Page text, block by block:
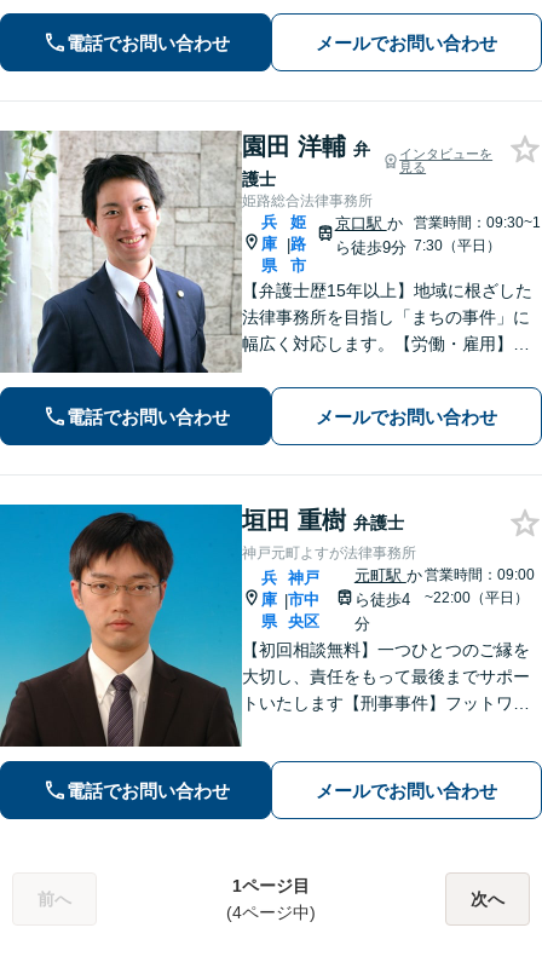
持ちを大切にしながら交渉します。
【Web相談可】【平日夜間可】【神戸
電話でお問い合わせ メールでお問い合わせ
園田 洋輔 弁
護士
インタビューを
見る
姫路総合法律事務所
兵
庫
県
|
姫
路
市
京口駅 か
ら徒歩9分
営業時間：09:30~1
7:30（平日）
【弁護士歴15年以上】地域に根ざした
法律事務所を目指し「まちの事件」に
幅広く対応します。【労働・雇用】残
せんか？正しい知識で正当な権利を主
張します。【相続・遺言】遺言書作成
のサポートはお任せください。
電話でお問い合わせ メールでお問い合わせ
垣田 重樹 弁護士
神戸元町よすが法律事務所
兵
庫
県
|
神戸
市中
央区
元町駅 か
ら徒歩4
分
営業時間：09:00
~22:00（平日）
【初回相談無料】一つひとつのご縁を
大切し、責任をもって最後までサポー
トいたします【刑事事件】フットワー
題】経済面やお子さまの将来を見据
え、納得できる解決策を提案【元町駅4
電話でお問い合わせ メールでお問い合わせ
前へ
1ページ目
(4ページ中)
次へ